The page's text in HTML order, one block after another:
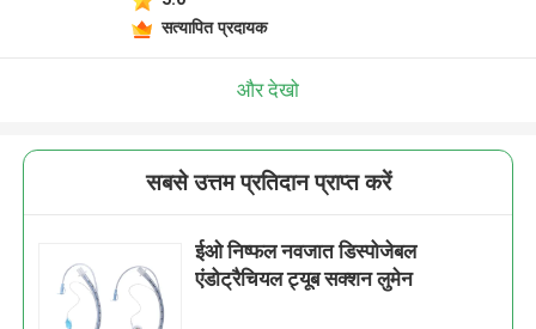
सत्यापित प्रदायक
और देखो
सबसे उत्तम प्रतिदान प्राप्त करें
ईओ निष्फल नवजात डिस्पोजेबल
एंडोट्रैचियल ट्यूब सक्शन लुमेन